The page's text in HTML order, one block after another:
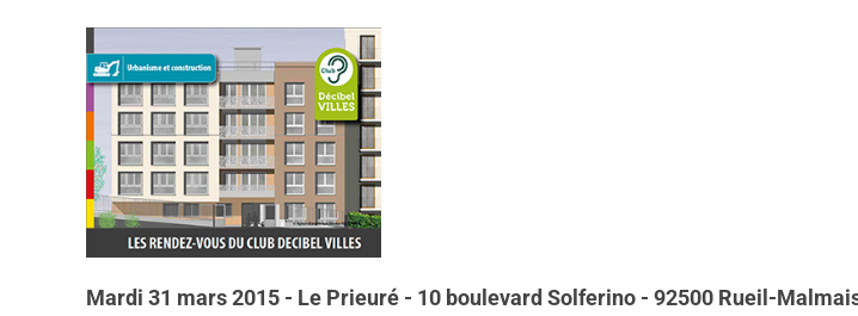
Mardi 31 mars 2015 - Le Prieuré - 10 boulevard Solferino - 92500 Rueil-